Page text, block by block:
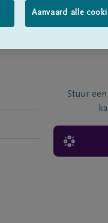
Stuur
Aanvaard alle